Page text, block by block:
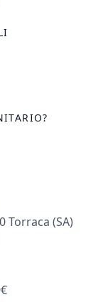
Torraca (SA)